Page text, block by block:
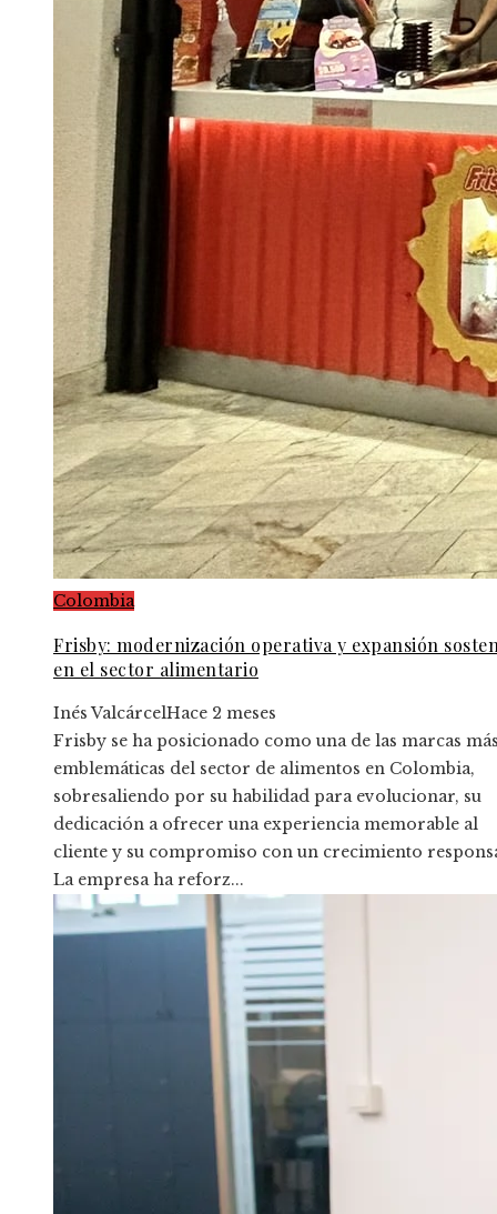
Colombia
Frisby: modernización operativa y expansión
en el sector alimentario
Inés ValcárcelHace 2 meses
Frisby se ha posicionado como una de las marcas
emblemáticas del sector de alimentos en Colombia,
sobresaliendo por su habilidad para evolucionar, su
dedicación a ofrecer una experiencia memorable al
cliente y su compromiso con un crecimiento
La empresa ha reforz...